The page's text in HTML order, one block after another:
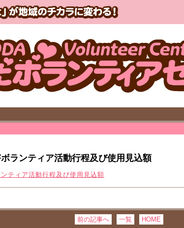
ランティア活動行程及び使用見込額
ティア活動行程及び使用見込額
前の記事へ 一覧 HOME